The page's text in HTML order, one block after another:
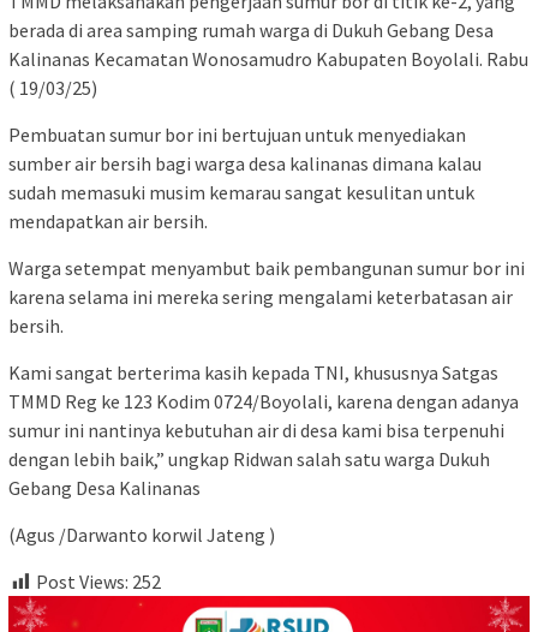
berada di area samping rumah warga di Dukuh Gebang Desa
Kalinanas Kecamatan Wonosamudro Kabupaten Boyolali. Rabu
( 19/03/25)
Pembuatan sumur bor ini bertujuan untuk menyediakan
sumber air bersih bagi warga desa kalinanas dimana kalau
sudah memasuki musim kemarau sangat kesulitan untuk
mendapatkan air bersih.
Warga setempat menyambut baik pembangunan sumur bor ini
karena selama ini mereka sering mengalami keterbatasan air
bersih.
Kami sangat berterima kasih kepada TNI, khususnya Satgas
TMMD Reg ke 123 Kodim 0724/Boyolali, karena dengan adanya
sumur ini nantinya kebutuhan air di desa kami bisa terpenuhi
dengan lebih baik,” ungkap Ridwan salah satu warga Dukuh
Gebang Desa Kalinanas
(Agus /Darwanto korwil Jateng )
Post Views: 252